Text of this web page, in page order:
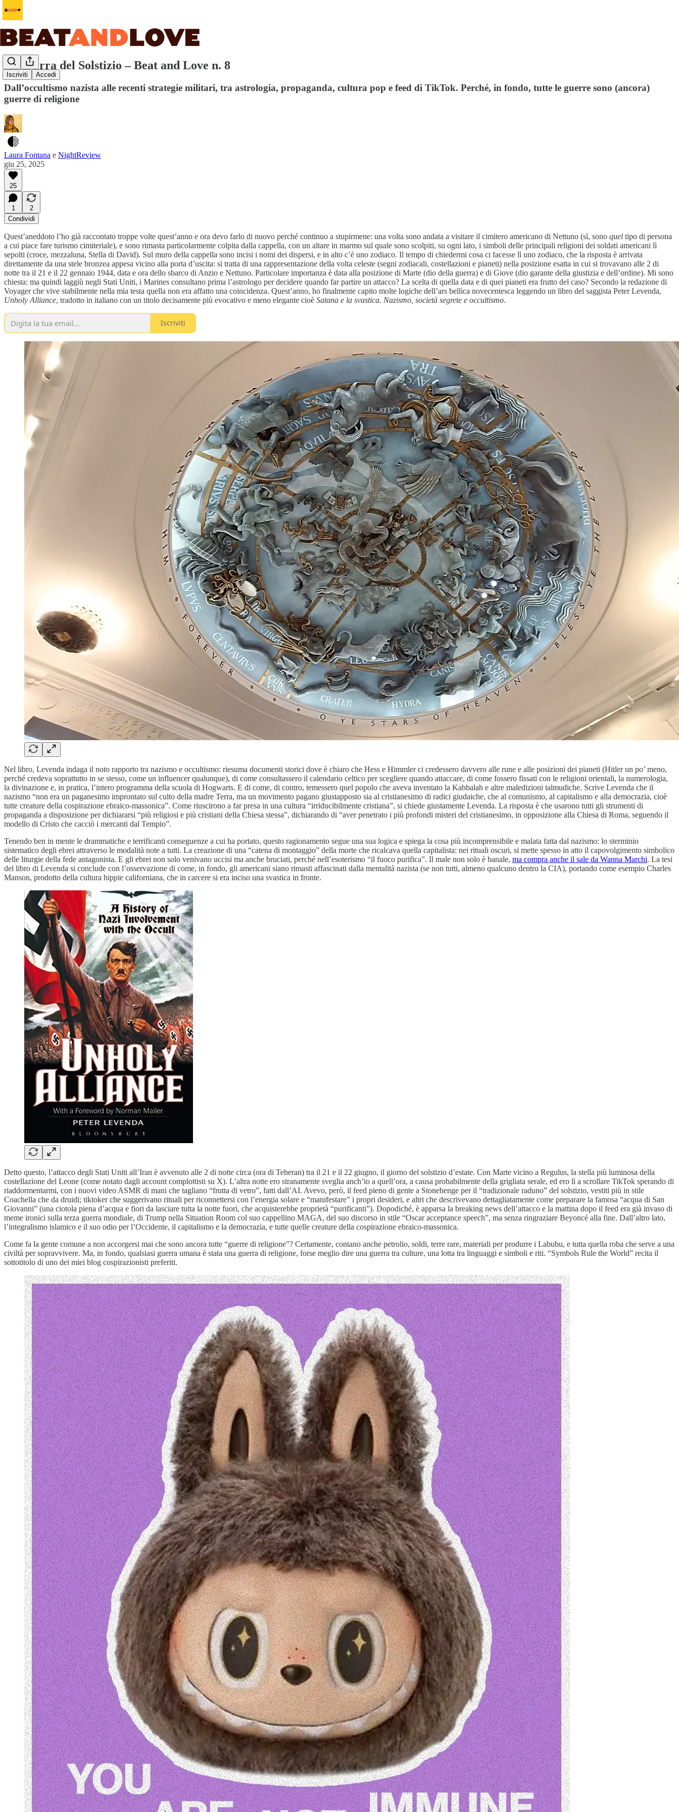
Iscriviti Accedi
La guerra del Solstizio – Beat and Love n. 8
Dall’occultismo nazista alle recenti strategie militari, tra astrologia, propaganda, cultura pop e feed di TikTok. Perché, in fondo, tutte le guerre sono (ancora)
guerre di religione
Laura Fontana e NightReview
giu 25, 2025
25
1
2
Condividi
Quest’aneddoto l’ho già raccontato troppe volte quest’anno e ora devo farlo di nuovo perché continuo a stupirmene: una volta sono andata a visitare il cimitero americano di Nettuno (sì, sono quel tipo di persona
a cui piace fare turismo cimiteriale), e sono rimasta particolarmente colpita dalla cappella, con un altare in marmo sul quale sono scolpiti, su ogni lato, i simboli delle principali religioni dei soldati americani lì
sepolti (croce, mezzaluna, Stella di David). Sul muro della cappella sono incisi i nomi dei dispersi, e in alto c’è uno zodiaco. Il tempo di chiedermi cosa ci facesse lì uno zodiaco, che la risposta è arrivata
direttamente da una stele bronzea appesa vicino alla porta d’uscita: si tratta di una rappresentazione della volta celeste (segni zodiacali, costellazioni e pianeti) nella posizione esatta in cui si trovavano alle 2 di
notte tra il 21 e il 22 gennaio 1944, data e ora dello sbarco di Anzio e Nettuno. Particolare importanza è data alla posizione di Marte (dio della guerra) e di Giove (dio garante della giustizia e dell’ordine). Mi sono
chiesta: ma quindi laggiù negli Stati Uniti, i Marines consultano prima l’astrologo per decidere quando far partire un attacco? La scelta di quella data e di quei pianeti era frutto del caso? Secondo la redazione di
Voyager che vive stabilmente nella mia testa quella non era affatto una coincidenza. Quest’anno, ho finalmente capito molte logiche dell’ars bellica novecentesca leggendo un libro del saggista Peter Levenda,
Unholy Alliance, tradotto in italiano con un titolo decisamente più evocativo e meno elegante cioè Satana e la svastica. Nazismo, società segrete e occultismo.
Iscriviti
Nel libro, Levenda indaga il noto rapporto tra nazismo e occultismo: riesuma documenti storici dove è chiaro che Hess e Himmler ci credessero davvero alle rune e alle posizioni dei pianeti (Hitler un po’ meno,
perché credeva soprattutto in se stesso, come un influencer qualunque), di come consultassero il calendario celtico per scegliere quando attaccare, di come fossero fissati con le religioni orientali, la numerologia,
la divinazione e, in pratica, l’intero programma della scuola di Hogwarts. E di come, di contro, temessero quel popolo che aveva inventato la Kabbalah e altre maledizioni talmudiche. Scrive Levenda che il
nazismo “non era un paganesimo improntato sul culto della madre Terra, ma un movimento pagano giustapposto sia al cristianesimo di radici giudaiche, che al comunismo, al capitalismo e alla democrazia, cioè
tutte creature della cospirazione ebraico-massonica”. Come riuscirono a far presa in una cultura “irriducibilmente cristiana”, si chiede giustamente Levenda. La risposta è che usarono tutti gli strumenti di
propaganda a disposizione per dichiararsi “più religiosi e più cristiani della Chiesa stessa”, dichiarando di “aver penetrato i più profondi misteri del cristianesimo, in opposizione alla Chiesa di Roma, seguendo il
modello di Cristo che cacciò i mercanti dal Tempio”.
Tenendo ben in mente le drammatiche e terrificanti conseguenze a cui ha portato, questo ragionamento segue una sua logica e spiega la cosa più incomprensibile e malata fatta dal nazismo: lo sterminio
sistematico degli ebrei attraverso le modalità note a tutti. La creazione di una “catena di montaggio” della morte che ricalcava quella capitalista: nei rituali oscuri, si mette spesso in atto il capovolgimento simbolico
delle liturgie della fede antagonista. E gli ebrei non solo venivano uccisi ma anche bruciati, perché nell’esoterismo “il fuoco purifica”. Il male non solo è banale, ma compra anche il sale da Wanna Marchi. La tesi
del libro di Levenda si conclude con l’osservazione di come, in fondo, gli americani siano rimasti affascinati dalla mentalità nazista (se non tutti, almeno qualcuno dentro la CIA), portando come esempio Charles
Manson, prodotto della cultura hippie californiana, che in carcere si era inciso una svastica in fronte.
Detto questo, l’attacco degli Stati Uniti all’Iran è avvenuto alle 2 di notte circa (ora di Teheran) tra il 21 e il 22 giugno, il giorno del solstizio d’estate. Con Marte vicino a Regulus, la stella più luminosa della
costellazione del Leone (come notato dagli account complottisti su X). L’altra notte ero stranamente sveglia anch’io a quell’ora, a causa probabilmente della grigliata serale, ed ero lì a scrollare TikTok sperando di
riaddormentarmi, con i nuovi video ASMR di mani che tagliano “frutta di vetro”, fatti dall’AI. Avevo, però, il feed pieno di gente a Stonehenge per il “tradizionale raduno” del solstizio, vestiti più in stile
Coachella che da druidi; tiktoker che suggerivano rituali per riconnettersi con l’energia solare e “manifestare” i propri desideri, e altri che descrivevano dettagliatamente come preparare la famosa “acqua di San
Giovanni” (una ciotola piena d’acqua e fiori da lasciare tutta la notte fuori, che acquisterebbe proprietà “purificanti”). Dopodiché, è apparsa la breaking news dell’attacco e la mattina dopo il feed era già invaso di
meme ironici sulla terza guerra mondiale, di Trump nella Situation Room col suo cappellino MAGA, del suo discorso in stile “Oscar acceptance speech”, ma senza ringraziare Beyoncé alla fine. Dall’altro lato,
l’integralismo islamico e il suo odio per l’Occidente, il capitalismo e la democrazia, e tutte quelle creature della cospirazione ebraico-massonica.
Come fa la gente comune a non accorgersi mai che sono ancora tutte “guerre di religione”? Certamente, contano anche petrolio, soldi, terre rare, materiali per produrre i Labubu, e tutta quella roba che serve a una
civiltà per sopravvivere. Ma, in fondo, qualsiasi guerra umana è stata una guerra di religione, forse meglio dire una guerra tra culture, una lotta tra linguaggi e simboli e riti. “Symbols Rule the World” recita il
sottotitolo di uno dei miei blog cospirazionisti preferiti.